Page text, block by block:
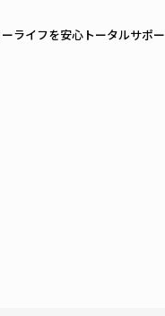
ライフを安心トータルサポー